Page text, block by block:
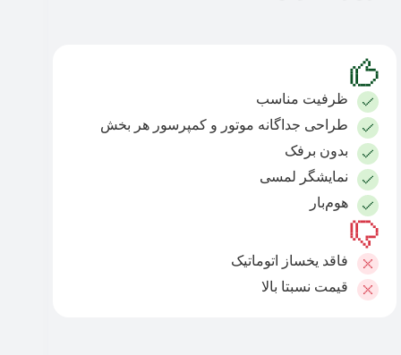
ظرفیت مناسب
طراحی جداگانه موتور و کمپرسور هر بخش
بدون برفک
نمایشگر لمسی
هوم‌بار
فاقد یخساز اتوماتیک
قیمت نسبتا بالا